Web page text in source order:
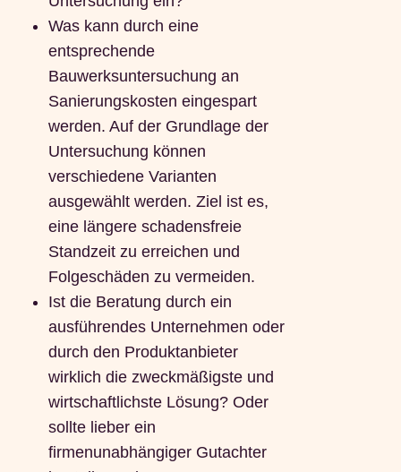
Was kann durch eine
entsprechende
Bauwerksuntersuchung an
Sanierungskosten eingespart
werden. Auf der Grundlage der
Untersuchung können
verschiedene Varianten
ausgewählt werden. Ziel ist es,
eine längere schadensfreie
Standzeit zu erreichen und
Folgeschäden zu vermeiden.
Ist die Beratung durch ein
ausführendes Unternehmen oder
durch den Produktanbieter
wirklich die zweckmäßigste und
wirtschaftlichste Lösung? Oder
sollte lieber ein
firmenunabhängiger Gutachter